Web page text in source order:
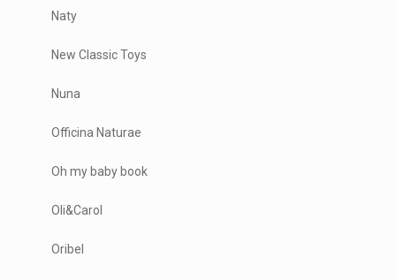
Naty
New Classic Toys
Nuna
Officina Naturae
Oh my baby book
Oli&Carol
Oribel